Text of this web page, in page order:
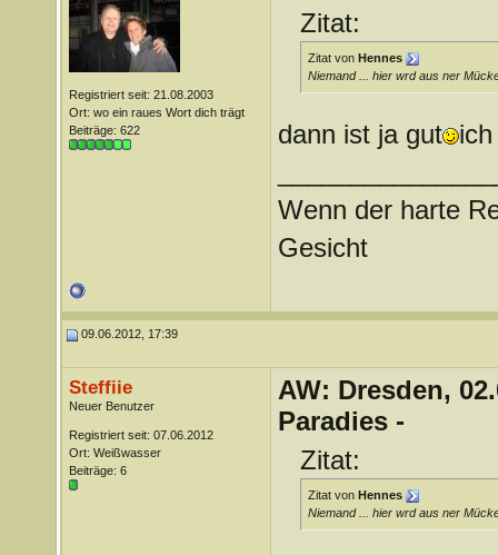
Registriert seit: 21.08.2003
Ort: wo ein raues Wort dich trägt
Beiträge: 622
Zitat:
Zitat von Hennes
Niemand ... hier wrd aus ner
dann ist ja gut
Wenn der harte
Gesicht
09.06.2012, 17:39
Steffiie
Neuer Benutzer
Registriert seit: 07.06.2012
Ort: Weißwasser
Beiträge: 6
AW: Dresden,
Paradies -
Zitat:
Zitat von Hennes
Niemand ... hier wrd aus ner